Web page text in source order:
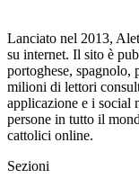
Lanciato nel 2013,
su internet. Il sito è
portoghese, spagnolo,
milioni di lettori
applicazione e i social
persone in tutto il
cattolici online.
Sezioni